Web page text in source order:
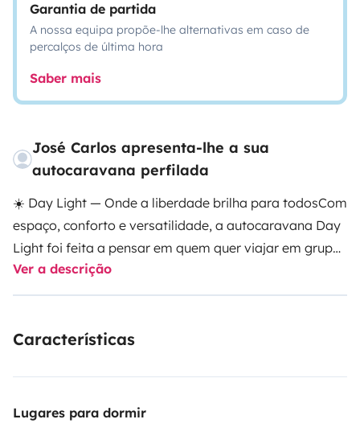
Garantia de partida
A nossa equipa propõe-lhe alternativas em caso de
percalços de última hora
Saber mais
José Carlos apresenta-lhe a sua
autocaravana perfilada
☀️ Day Light — Onde a liberdade brilha para todosCom
espaço, conforto e versatilidade, a autocaravana Day
Light foi feita a pensar em quem quer viajar em grupo
sem abdicar de nada. Ideal para famílias ou amigos,
oferece 5 cintos de segurança e capacidade para
aventuras com quem mais gosta.
companheira ideal para descobrir o mundo ao seu
Ver a descrição
Características
Lugares para dormir